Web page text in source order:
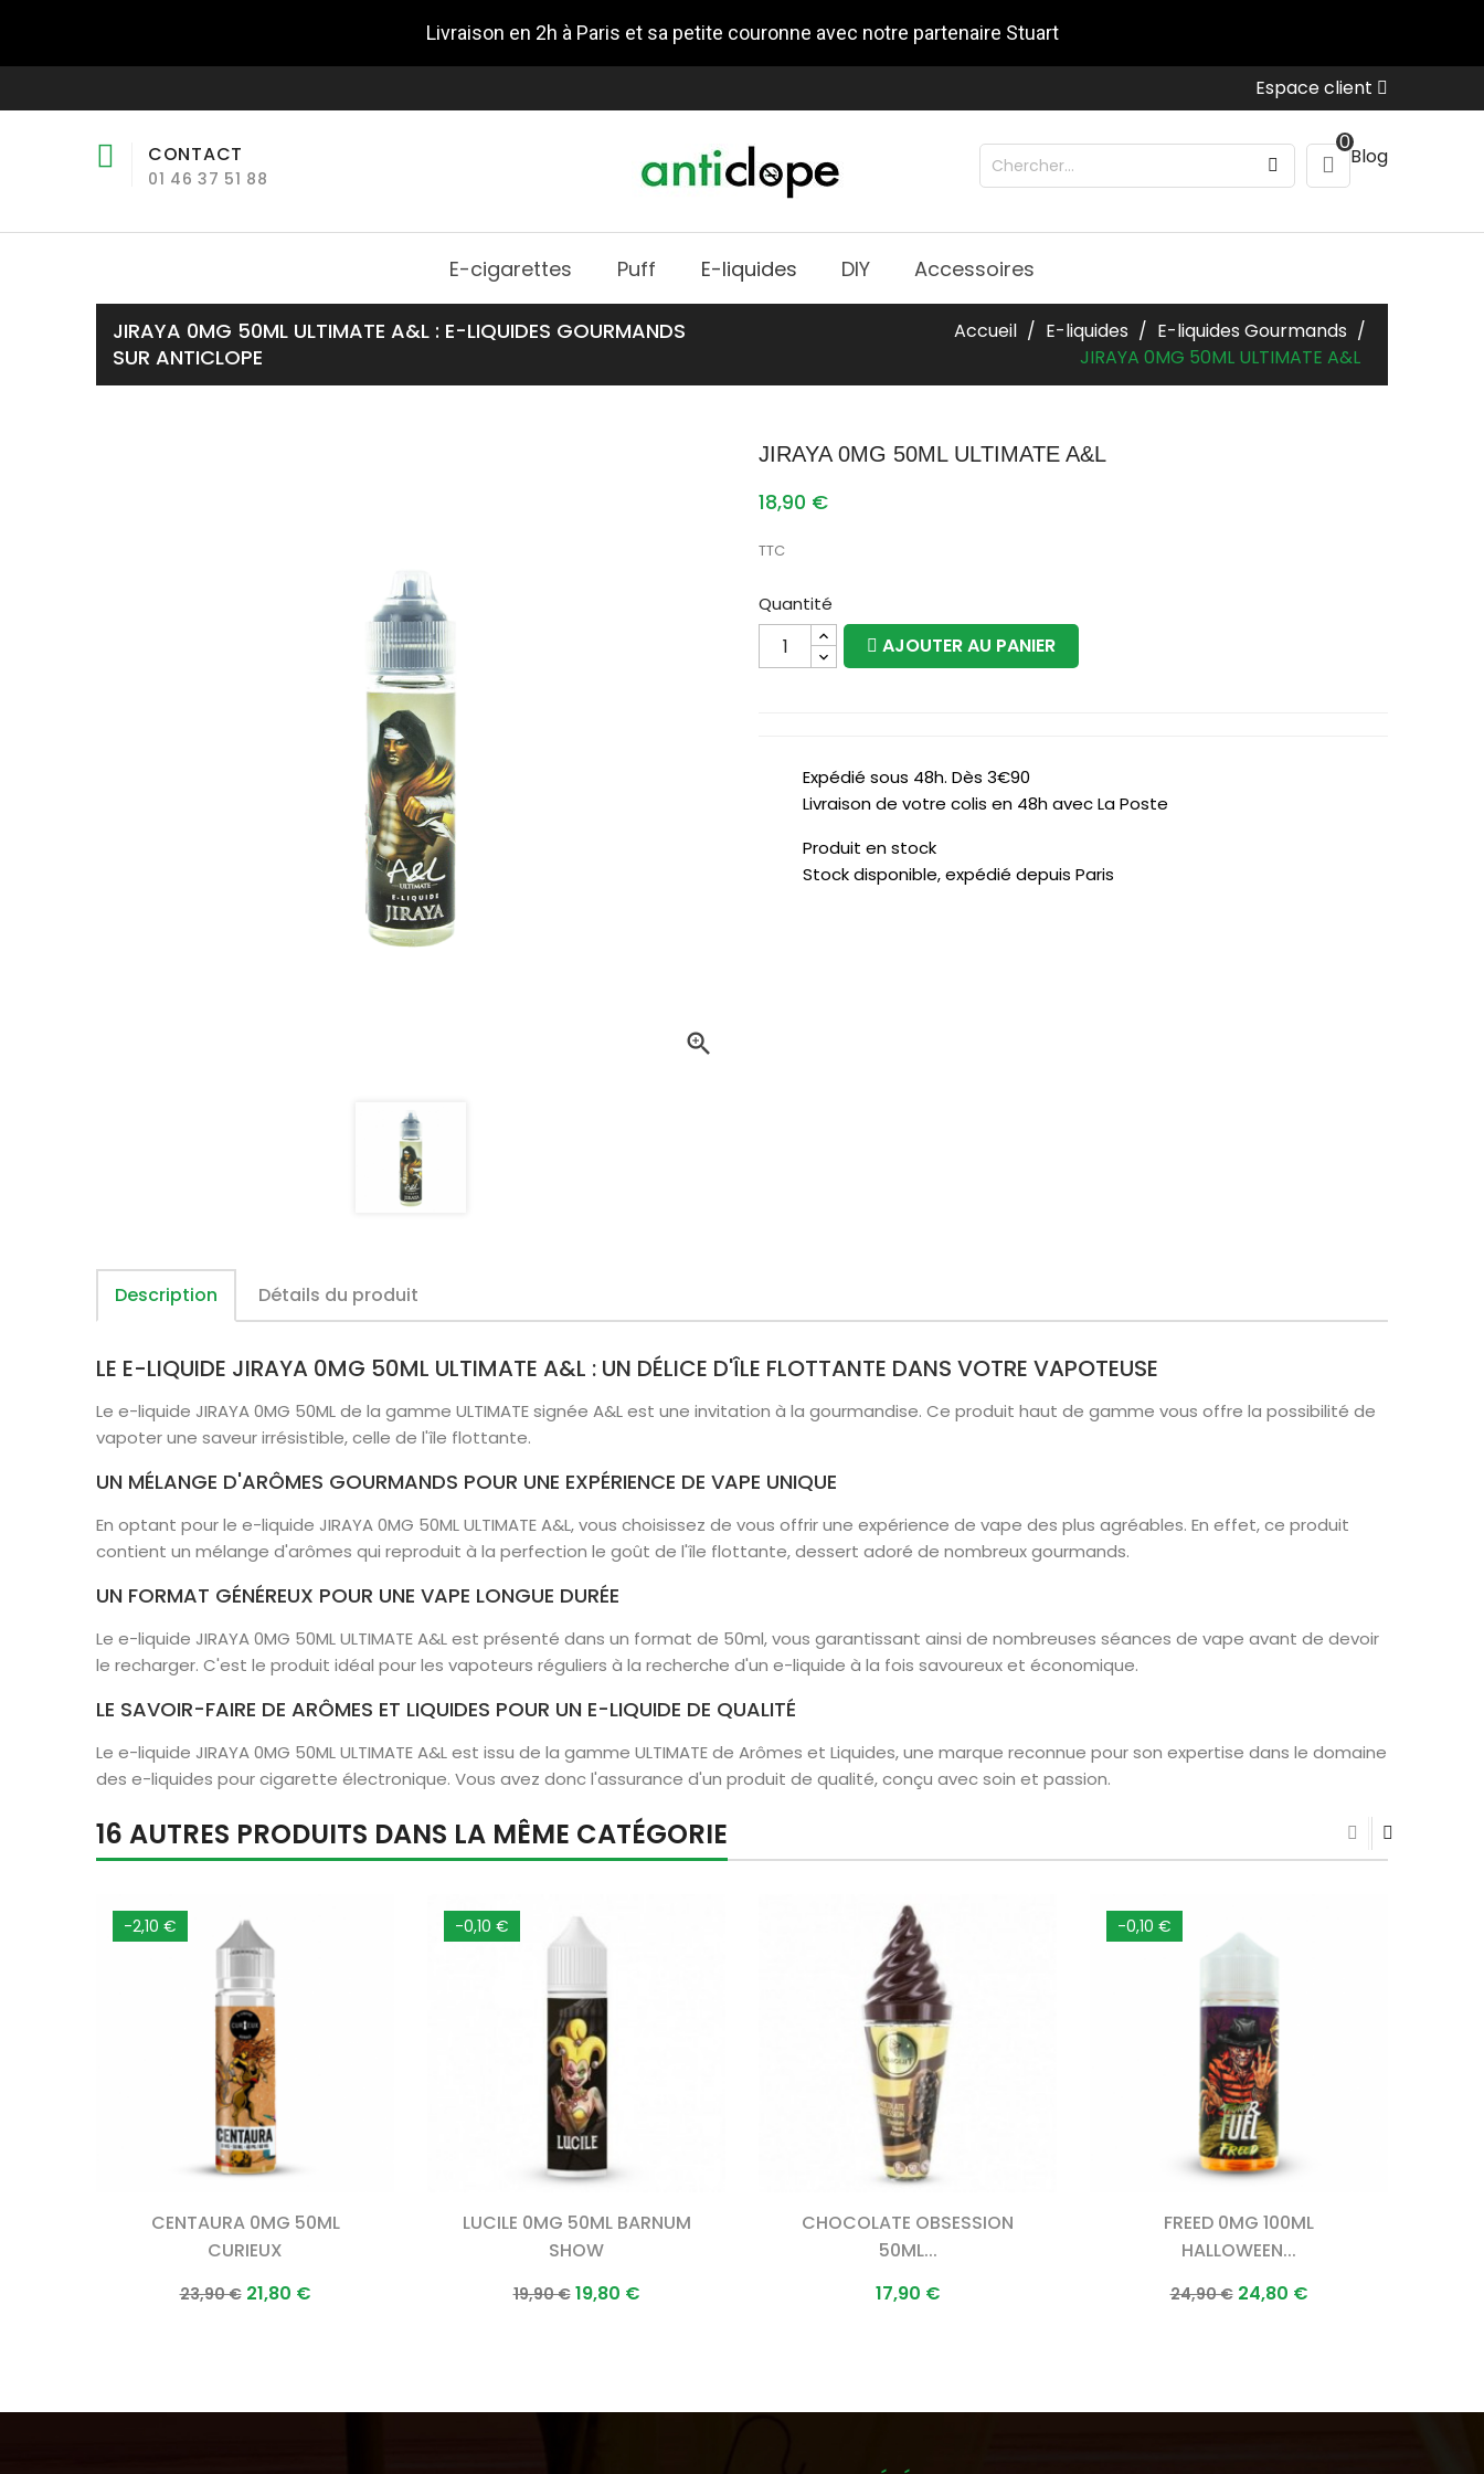
Livraison en 2h à Paris et sa petite couronne avec notre partenaire Stuart
Espace client
CONTACT
01 46 37 51 88
0
Blog
E-cigarettes Puff E-liquides DIY Accessoires
JIRAYA 0MG 50ML ULTIMATE A&L : E-LIQUIDES GOURMANDS
SUR ANTICLOPE
Accueil E-liquides
E-liquides Gourmands
JIRAYA 0MG 50ML ULTIMATE A&L

JIRAYA 0MG 50ML ULTIMATE A&L
18,90 €
TTC
Quantité
AJOUTER AU PANIER
Expédié sous 48h. Dès 3€90
Livraison de votre colis en 48h avec La Poste
Produit en stock
Stock disponible, expédié depuis Paris
Description Détails du produit
LE E-LIQUIDE JIRAYA 0MG 50ML ULTIMATE A&L : UN DÉLICE D'ÎLE FLOTTANTE DANS VOTRE VAPOTEUSE
Le e-liquide JIRAYA 0MG 50ML de la gamme ULTIMATE signée A&L est une invitation à la gourmandise. Ce produit haut de gamme vous offre la possibilité de
vapoter une saveur irrésistible, celle de l'île flottante.
UN MÉLANGE D'ARÔMES GOURMANDS POUR UNE EXPÉRIENCE DE VAPE UNIQUE
En optant pour le e-liquide JIRAYA 0MG 50ML ULTIMATE A&L, vous choisissez de vous offrir une expérience de vape des plus agréables. En effet, ce produit
contient un mélange d'arômes qui reproduit à la perfection le goût de l'île flottante, dessert adoré de nombreux gourmands.
UN FORMAT GÉNÉREUX POUR UNE VAPE LONGUE DURÉE
Le e-liquide JIRAYA 0MG 50ML ULTIMATE A&L est présenté dans un format de 50ml, vous garantissant ainsi de nombreuses séances de vape avant de devoir
le recharger. C'est le produit idéal pour les vapoteurs réguliers à la recherche d'un e-liquide à la fois savoureux et économique.
LE SAVOIR-FAIRE DE ARÔMES ET LIQUIDES POUR UN E-LIQUIDE DE QUALITÉ
Le e-liquide JIRAYA 0MG 50ML ULTIMATE A&L est issu de la gamme ULTIMATE de Arômes et Liquides, une marque reconnue pour son expertise dans le domaine
des e-liquides pour cigarette électronique. Vous avez donc l'assurance d'un produit de qualité, conçu avec soin et passion.
16 AUTRES PRODUITS DANS LA MÊME CATÉGORIE
-2,10 €
CENTAURA 0MG 50ML
CURIEUX
Prix
23,90 € Prix
21,80 €
-0,10 €
LUCILE 0MG 50ML BARNUM
SHOW
Prix
19,90 € Prix
19,80 €
CHOCOLATE OBSESSION
50ML...
Prix
17,90 €
-0,10 €
FREED 0MG 100ML
HALLOWEEN...
Prix
24,90 € Prix
24,80 €